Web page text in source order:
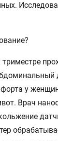
у
Врач